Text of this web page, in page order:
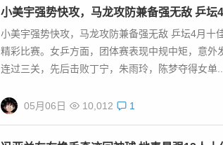
小美宇强势快攻，马龙攻防兼备强无敌 乒坛
小美宇强势快攻，马龙攻防兼备强无敌 乒坛4月十
精彩比赛。女乒方面，团体赛表现中规中矩，意外
连过三关，先后击败丁宁，朱雨玲，陈梦夺得女单...
05月06日 10,012 1